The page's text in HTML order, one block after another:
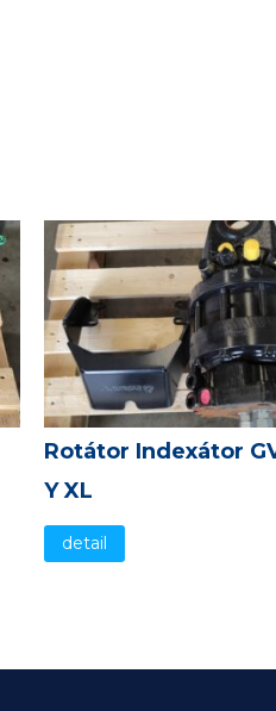
Rotátor Indexátor
Y XL
detail